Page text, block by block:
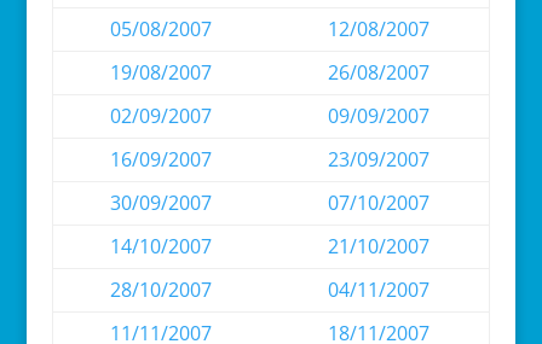
05/08/2007
12/08/2007
19/08/2007
26/08/2007
02/09/2007
09/09/2007
16/09/2007
23/09/2007
30/09/2007
07/10/2007
14/10/2007
21/10/2007
28/10/2007
04/11/2007
11/11/2007
18/11/2007